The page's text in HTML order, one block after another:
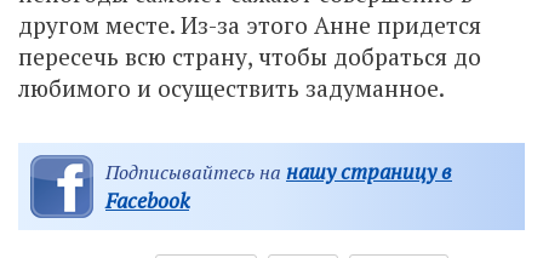
другом месте. Из-за этого Анне придется
пересечь всю страну, чтобы добраться до
любимого и осуществить задуманное.
Подписывайтесь на нашу страницу в
Facebook